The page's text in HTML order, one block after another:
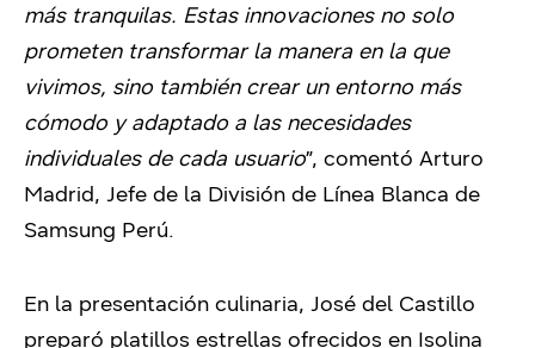
más tranquilas. Estas innovaciones no solo
prometen transformar la manera en la que
vivimos, sino también crear un entorno más
cómodo y adaptado a las necesidades
individuales de cada usuario”, comentó Arturo
Madrid, Jefe de la División de Línea Blanca de
Samsung Perú.
En la presentación culinaria, José del Castillo
preparó platillos estrellas ofrecidos en Isolina